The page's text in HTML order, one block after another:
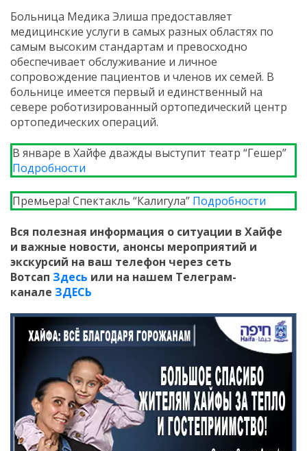
Больница Медика Элиша предоставляет
медицинские услуги в самых разных областях по
самым высоким стандартам и превосходно
обеспечивает обслуживание и личное
сопровождение пациентов и членов их семей. В
больнице имеется первый и единственный на
севере роботизированный ортопедический центр
ортопедических операций.
В январе в Хайфе дважды выступит театр “Гешер”
Подробности
Премьера! Спектакль “Калигула” Подробности
Вся полезная информация о ситуации в Хайфе
и важные новости, анонсы мероприятий и
экскурсий на ваш телефон через сеть
Вотсап Здесь или на нашем Телеграм-
канале ЗДЕСЬ